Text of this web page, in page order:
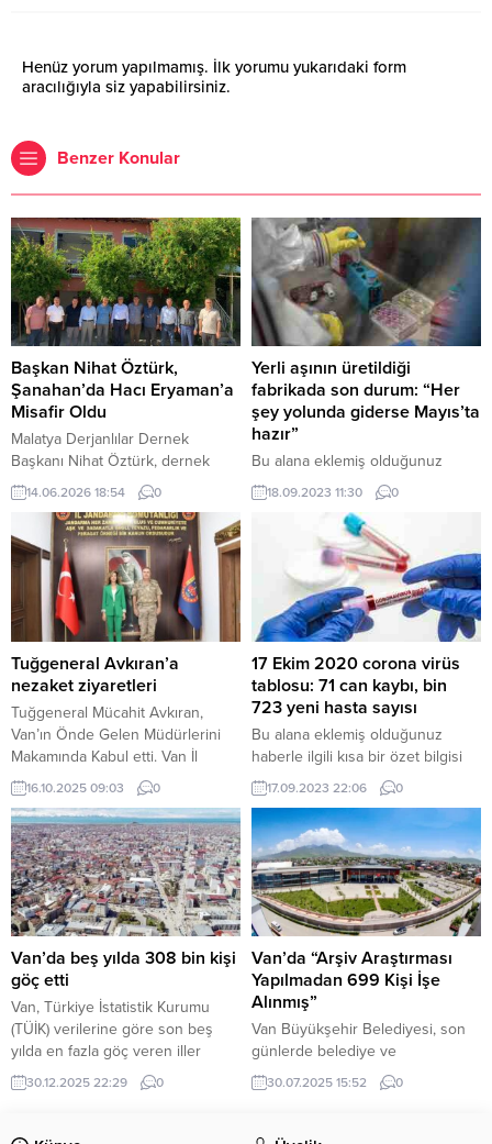
Henüz yorum yapılmamış. İlk yorumu yukarıdaki form
aracılığıyla siz yapabilirsiniz.
Benzer Konular
Başkan Nihat Öztürk,
Şanahan’da Hacı Eryaman’a
Misafir Oldu
Malatya Derjanlılar Dernek
Başkanı Nihat Öztürk, dernek
yöneticileri ile birlikte Şanahan
eski Belediye Başkanı Hacı
Eryaman’ı ziyaret etti. Başkan
Öztürk, kendilerini misafir eden
Hacı Eryaman başta olmak üzere
Eryaman ailesine
misafirperverliklerinden dolayı
tüm ekibi adına teşekkür ettiğini
ifade etti. Nihat Öztürk
açıklamasında, Şanahan’ın daha
önce belde belediyesi olduğunu,
günümüzde ise...
14.06.2026 18:54 0
Yerli aşının üretildiği
fabrikada son durum: “Her
şey yolunda giderse Mayıs’ta
hazır”
Bu alana eklemiş olduğunuz
haberle ilgili kısa bir özet bilgisi
ekleyebilirsiniz. Bu metin yazı
düzenleme sayfasında “Özet”
bölümünden eklenebilir. Özet
eklenmişse başlık altında kalın
olarak bu şekilde gösterilir,
eklenmemişse bu alan boş kalır.
18.09.2023 11:30 0
Tuğgeneral Avkıran’a
nezaket ziyaretleri
Tuğgeneral Mücahit Avkıran,
Van’ın Önde Gelen Müdürlerini
Makamında Kabul etti. Van İl
Jandarma Komutanı Tuğgeneral
Mücahit Avkıran, kamu
kurumlarının yöneticilerini
makamında ağırlamayı sürdürüyor.
Van İl Jandarma Komutanı
Tuğgeneral Mücahit Avkıran,
kentin çeşitli kurum yöneticilerini
makamında ağırlamaya devam
ediyor. Göreve başladığı günden
bu yana kurumlar arası iş birliğini
güçlendirme yönünde önemli...
16.10.2025 09:03 0
17 Ekim 2020 corona virüs
tablosu: 71 can kaybı, bin
723 yeni hasta sayısı
Bu alana eklemiş olduğunuz
haberle ilgili kısa bir özet bilgisi
ekleyebilirsiniz. Bu metin yazı
düzenleme sayfasında “Özet”
bölümünden eklenebilir. Özet
eklenmişse başlık altında kalın
olarak bu şekilde gösterilir,
eklenmemişse bu alan boş kalır.
17.09.2023 22:06 0
Van’da beş yılda 308 bin kişi
göç etti
Van, Türkiye İstatistik Kurumu
(TÜİK) verilerine göre son beş
yılda en fazla göç veren iller
arasında zirvede yer aldı. Beş yıl
boyunca toplam 308.866 kişi
Turizm, sanayi ve ticaret gibi
30.12.2025 22:29 0
Van’da “Arşiv Araştırması
Yapılmadan 699 Kişi İşe
Alınmış”
Van Büyükşehir Belediyesi, son
günlerde belediye ve
iştiraklerinde yaşanan işten
çıkarmalarla ilgili kamuoyunda
yazılı bir açıklama yayımladı. Van
30.07.2025 15:52 0